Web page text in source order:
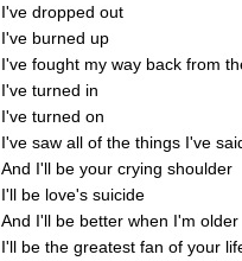
I've dropped out
I've burned up
I've fought my way back from
I've turned in
I've turned on
I've saw all of the things I've
And I'll be your crying shoulder
I'll be love's suicide
And I'll be better when I'm older
I'll be the greatest fan of your